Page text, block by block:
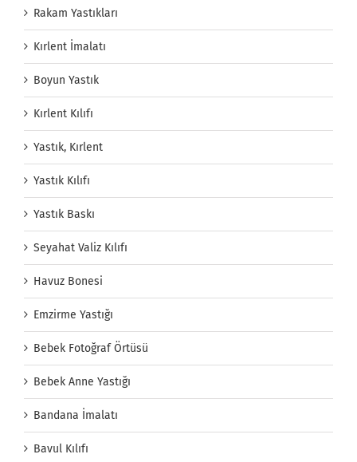
Rakam Yastıkları
Kırlent İmalatı
Boyun Yastık
Kırlent Kılıfı
Yastık, Kırlent
Yastık Kılıfı
Yastık Baskı
Seyahat Valiz Kılıfı
Havuz Bonesi
Emzirme Yastığı
Bebek Fotoğraf Örtüsü
Bebek Anne Yastığı
Bandana İmalatı
Bavul Kılıfı